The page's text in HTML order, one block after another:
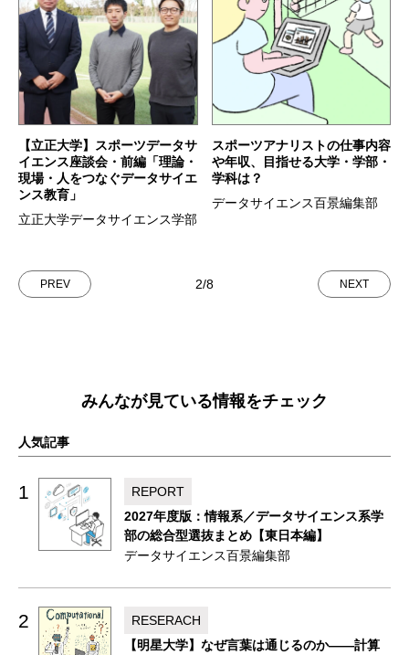
【立正大学】スポーツデータサ
イエンス座談会・前編「理論・
現場・人をつなぐデータサイエ
ンス教育」
立正大学データサイエンス学部
スポーツアナリストの仕事内容
や年収、目指せる大学・学部・
学科は？
データサイエンス百景編集部
PREV 2/8 NEXT
みんなが見ている情報をチェック
人気記事
1
REPORT
2027年度版：情報系／データサイエンス系学
部の総合型選抜まとめ【東日本編】
データサイエンス百景編集部
2
RESERACH
【明星大学】なぜ言葉は通じるのか——計算